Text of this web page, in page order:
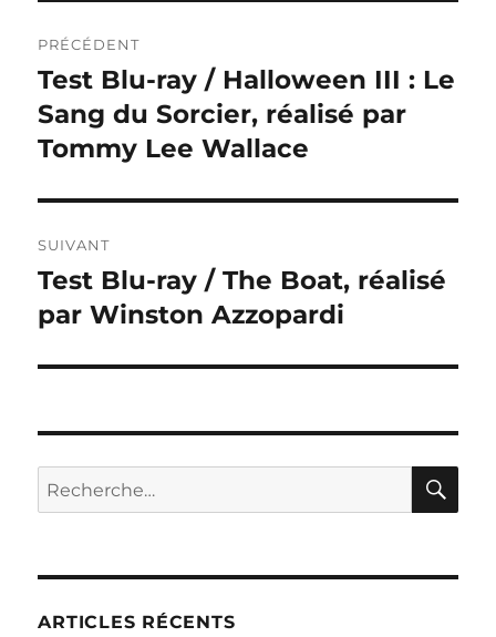
de
l’article
PRÉCÉDENT
Publication
précédente :
Test Blu-ray / Halloween III : Le
Sang du Sorcier, réalisé par
Tommy Lee Wallace
SUIVANT
Publication
suivante :
Test Blu-ray / The Boat, réalisé
par Winston Azzopardi
Recherche
pour :
ARTICLES RÉCENTS